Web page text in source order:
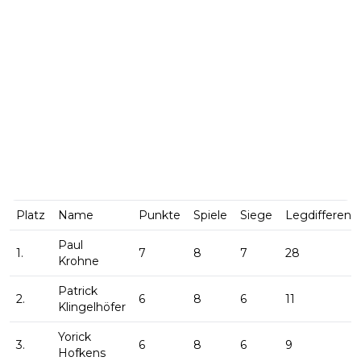
Platz Name Punkte Spiele Siege Legdifferenz
1.
Paul
Krohne
7 8 7 28
2.
Patrick
Klingelhöfer
6 8 6 11
3.
Yorick
Hofkens
6 8 6 9